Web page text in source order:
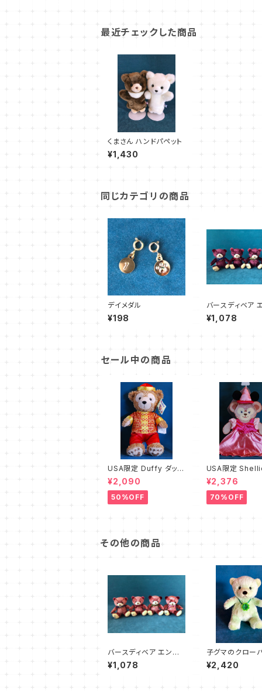
最近チェックした商品
くまさん ハンドパペット
¥1,430
同じカテゴリの商品
デイメダル
¥198
バースディベア
ェル 5〜8月
¥1,078
セール中の商品
USA限定 Duffy ダッフ
ィー用コスチューム チャ
イナ B級品
¥2,090
50%OFF
USA限定
シェリーメイ用
ーム プリンセス
B級品
¥2,376
70%OFF
その他の商品
バースディベア エンジ
ェル 9〜12月
¥1,078
子グマのクロー
いぐるみ グリー
¥2,420